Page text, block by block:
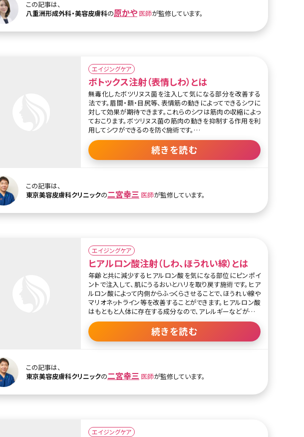
酸注入の最大のリスクである血管閉塞が起こりにくいとされて
います。
1クールとして注入を繰り返すことでより効果を実感しやすいと
いわれていますが、好きなペースで治療を受けることもできま
す。
この記事は、
八重洲形成外科・美容皮膚科の原かや 医師が監修しています。
エイジングケア
ボトックス注射（表情しわ）とは
無毒化したボツリヌス菌を注入して気になる部分を改善する
法です。眉間・額・目尻等、表情筋の動きによってできるシワに
対して効果が期待できます。これらのシワは筋肉の収縮によっ
ておこります。ボツリヌス菌の筋肉の動きを抑制する作用を利
用してシワができるのを防ぐ施術です。
また、ボトックス注射は筋肉が肥大している場合はエラに注入
し、物を噛むときに使う咬筋をゆるめることで小顔効果が期待
続きを読む
この記事は、
東京美容皮膚科クリニックの二宮幸三 医師が監修しています。
エイジングケア
ヒアルロン酸注射（しわ、ほうれい線）とは
年齢と共に減少するヒアルロン酸を気になる部位にピンポイ
ントで注入して、肌にうるおいとハリを取り戻す施術です。ヒア
ルロン酸によって内側からふっくらさせることで、ほうれい線や
マリオネットライン等を改善することができます。ヒアルロン酸
はもともと人体に存在する成分なので、アレルギーなどが起こ
りにくい治療です。
シワのような線だけではなく、面で肌を持ち上げることも可能
な種類があり、シワの深さや顔のパーツによって適切なヒアル
ロン酸を選ぶ必要があります。
形のひとつとしてされる人気が高い治療法です。
続きを読む
この記事は、
東京美容皮膚科クリニックの二宮幸三 医師が監修しています。
エイジングケア